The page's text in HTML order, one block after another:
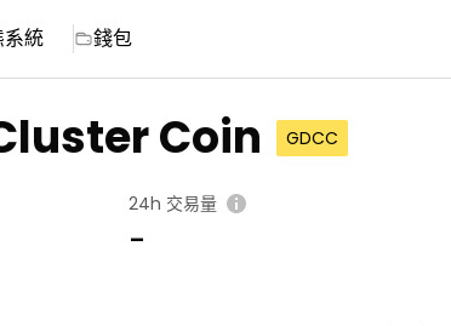
統 錢包
Coin GDCC
24h 交易量
-